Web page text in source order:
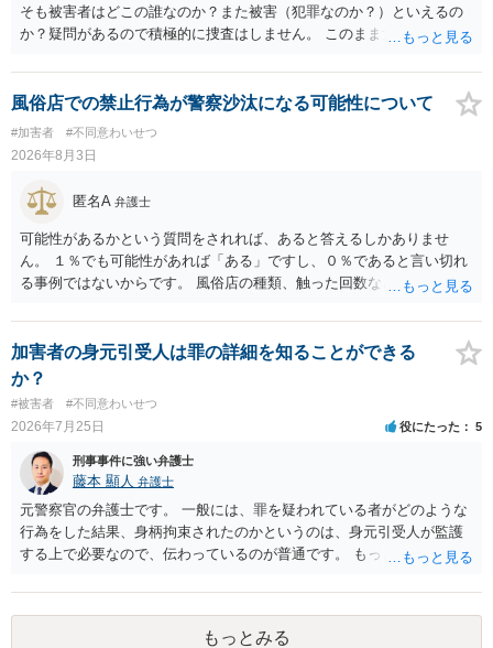
そも被害者はどこの誰なのか？また被害（犯罪なのか？）といえるの
か？疑問があるので積極的に捜査はしません。 このまま女性から警察
風俗店での禁止行為が警察沙汰になる可能性について
#加害者 #不同意わいせつ
2026年8月3日
匿名A 弁護士
可能性があるかという質問をされれば、あると答えるしかありませ
ん。 １％でも可能性があれば「ある」ですし、０％であると言い切れ
る事例ではないからです。 風俗店の種類、触った回数などによるでし
う。 ただ、要注意の客であるとは認識されているかもしれません。
加害者の身元引受人は罪の詳細を知ることができる
か？
#被害者 #不同意わいせつ
2026年7月25日 役にたった 5
刑事事件に強い弁護士
藤本 顯人 弁護士
元警察官の弁護士です。 一般には、罪を疑われている者がどのような
行為をした結果、身柄拘束されたのかというのは、身元引受人が監護
する上で必要なので、伝わっているのが普通です。 もっとも、事実関
いたり、省略されていることもありうるかなとは思います。
もっとみる